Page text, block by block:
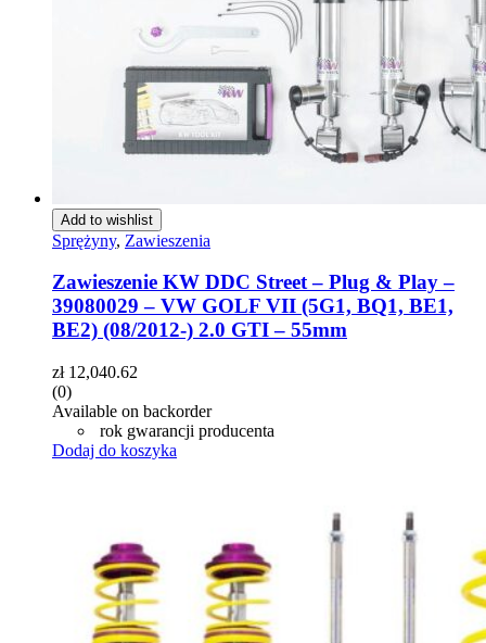
Add to wishlist
Sprężyny, Zawieszenia
Zawieszenie KW DDC Street – Plug & Play –
39080029 – VW GOLF VII (5G1, BQ1, BE1,
BE2) (08/2012-) 2.0 GTI – 55mm
zł12,040.62
(0)
Available on backorder
rok gwarancji producenta
Dodaj do koszyka